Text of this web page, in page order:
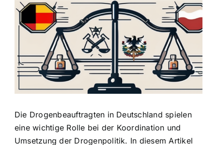
Zeige
Bild
Die Drogenbeauftragten in Deutschland spielen
eine wichtige Rolle bei der Koordination und
Umsetzung der Drogenpolitik. In diesem Artikel